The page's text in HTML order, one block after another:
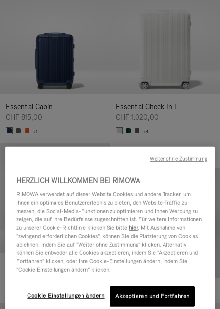
Essential Cabin
CHF 815,00
+5
Essential Check-In L
CHF 1.020,00
+4
Essential Check-In M
HERZLICH WILLKOMMEN BEI RIMOWA
RIMOWA verwendet auf dieser Website Cookies und andere Tracker, um
Ihnen ein optimales Benutzererlebnis zu bieten, den Website-Traffic zu
messen, die Social-Media-Funktionen zu optimieren und Ihnen Werbung zu
zeigen, die auf Ihre Bedürfnisse zugeschnitten ist. Für weitere Informationen
zu unserer Cookie-Richtlinie klicken Sie bitte hier. Mit Ausnahme von
"zwingend erforderlichen Cookies", können Sie die Platzierung von Cookies
ablehnen, indem Sie auf "Weiter ohne Zustimmung" klicken. Alternativ
können Sie entweder alle Cookies akzeptieren, indem Sie "Akzeptieren und
Fortfahren" klicken, oder Ihre Cookie-Einstellungen ändern, indem Sie
"Cookie Einstellungen ändern" klicken.
Cookie Einstellungen ändern Akzeptieren und Fortfahren
Weiter ohne Zustimmung